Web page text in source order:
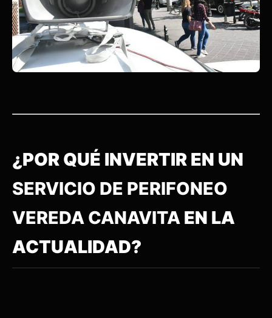
¿POR QUÉ INVERTIR EN UN
SERVICIO DE PERIFONEO
VEREDA CANAVITA EN LA
ACTUALIDAD?